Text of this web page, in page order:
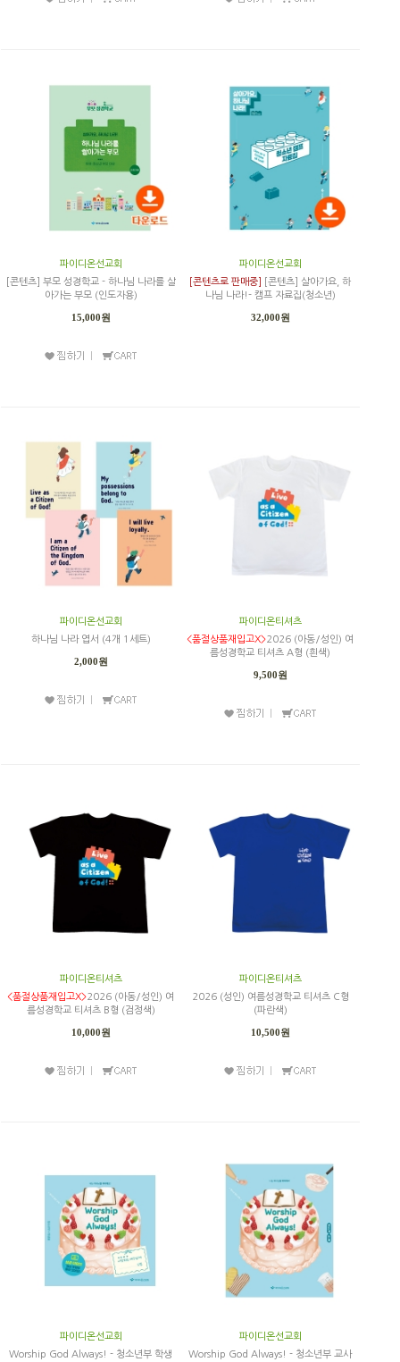
파이디온선교회
[콘텐츠] 부모 성경학교 - 하나님 나라를 살
아가는 부모 (인도자용)
15,000원
파이디온선교회
[콘텐츠로 판매중]
[콘텐츠] 살아가요, 하
나님 나라!- 캠프 자료집(청소년)
32,000원
파이디온선교회
하나님 나라 엽서 (4개 1세트)
2,000원
파이디온티셔츠
<품절상품재입고X>2026 (아동/성인) 여
름성경학교 티셔츠 A형 (흰색)
9,500원
파이디온티셔츠
<품절상품재입고X>2026 (아동/성인) 여
름성경학교 티셔츠 B형 (검정색)
10,000원
파이디온티셔츠
2026 (성인) 여름성경학교 티셔츠 C형
(파란색)
10,500원
파이디온선교회
Worship God Always! - 청소년부 학생
파이디온선교회
Worship God Always! - 청소년부 교사